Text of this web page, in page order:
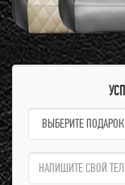
name:
qzw: